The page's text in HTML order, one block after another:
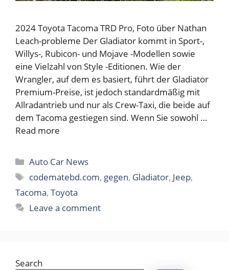
2024 Toyota Tacoma TRD Pro, Foto über Nathan
Leach-probleme Der Gladiator kommt in Sport-,
Willys-, Rubicon- und Mojave -Modellen sowie
eine Vielzahl von Style -Editionen. Wie der
Wrangler, auf dem es basiert, führt der Gladiator
Premium-Preise, ist jedoch standardmäßig mit
Allradantrieb und nur als Crew-Taxi, die beide auf
dem Tacoma gestiegen sind. Wenn Sie sowohl …
Read more
Categories
Auto Car News
Tags
codematebd.com, gegen, Gladiator, Jeep,
Tacoma, Toyota
Leave a comment
Search